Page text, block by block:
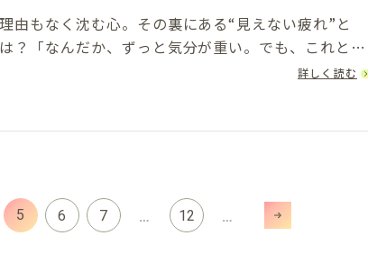
理由もなく沈む心。その裏にある“見えない疲れ”と
は？「なんだか、ずっと気分が重い。でも、これとい
った理由は見当たらない…」そんなふうに、自分の感
詳しく読む
5 6 7 … 12 …